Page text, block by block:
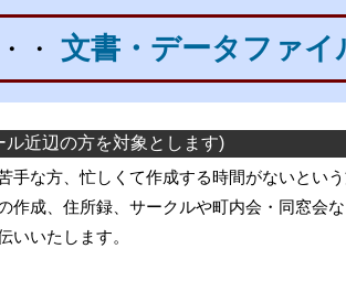
・ 文書・データファイ
近辺の方を対象とします)
手な方、忙しくて作成する時間がないとい
作成、住所録、サークルや町内会・同窓会
いいたします。